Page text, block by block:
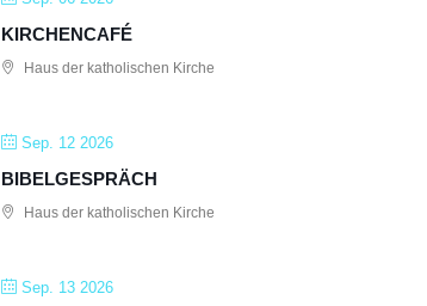
KIRCHENCAFÉ
Haus der katholischen Kirche
Sep. 12 2026
BIBELGESPRÄCH
Haus der katholischen Kirche
Sep. 13 2026